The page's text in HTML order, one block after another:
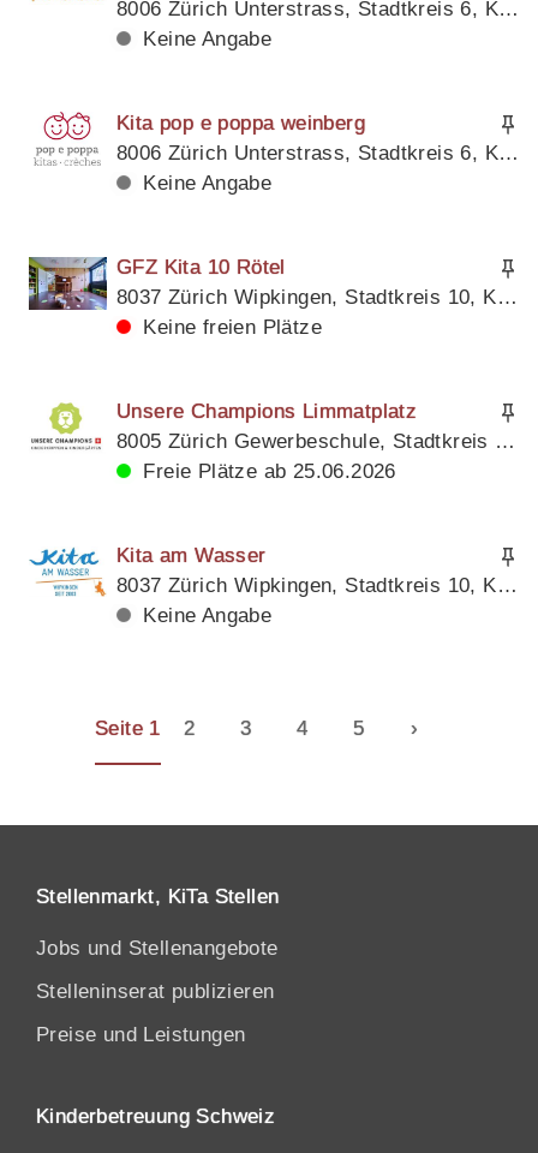
8006 Zürich Unterstrass, Stadtkreis 6, Kanton Zürich
Keine Angabe
Kita pop e poppa weinberg
8006 Zürich Unterstrass, Stadtkreis 6, Kanton Zürich
Keine Angabe
GFZ Kita 10 Rötel
8037 Zürich Wipkingen, Stadtkreis 10, Kanton Zürich
Keine freien Plätze
Unsere Champions Limmatplatz
8005 Zürich Gewerbeschule, Stadtkreis 5, Kanton Zürich
Freie Plätze ab 25.06.2026
Kita am Wasser
8037 Zürich Wipkingen, Stadtkreis 10, Kanton Zürich
Keine Angabe
Seite 1 2 3 4 5 ›
Stellenmarkt, KiTa Stellen
Jobs und Stellenangebote
Stelleninserat publizieren
Preise und Leistungen
Kinderbetreuung Schweiz